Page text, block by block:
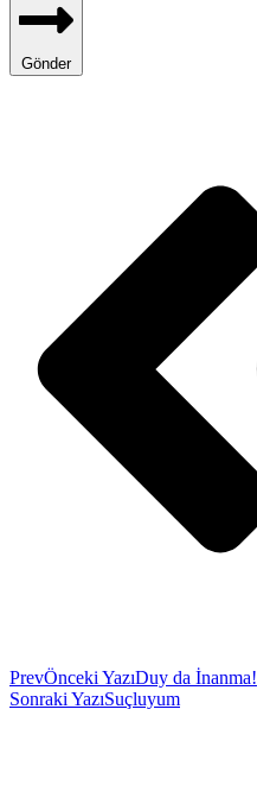
Gönder
PrevÖnceki YazıDuy da İnanma!
Sonraki YazıSuçluyum